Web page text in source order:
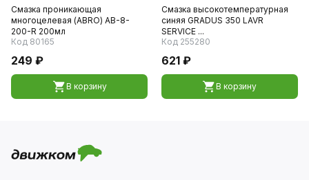
Смазка проникающая
многоцелевая (ABRO) AB-8-
200-R 200мл
Код 80165
249 ₽
В корзину
Смазка высокотемпературная
синяя GRADUS 350 LAVR
SERVICE ...
Код 255280
621 ₽
В корзину